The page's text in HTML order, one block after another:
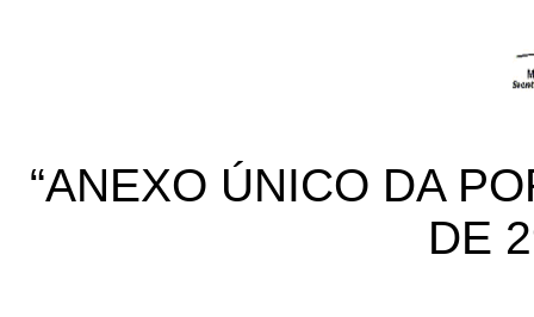
“ANEXO ÚNICO DA
DE